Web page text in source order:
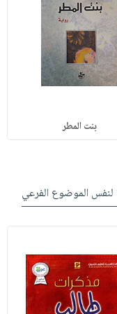
بنت المطر
لنفس الموضوع الفرعي